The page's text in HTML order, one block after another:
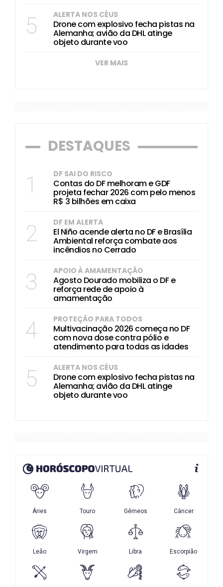
5 ALERTA NOS CÉUS
Drone com explosivo fecha pistas na
Alemanha; avião da DHL atinge
objeto durante voo
VER MAIS
DESTAQUES
1 DF SAI DO RISCO
Contas do DF melhoram e GDF
projeta fechar 2026 com pelo menos
R$ 3 bilhões em caixa
2 DF EM ALERTA
El Niño acende alerta no DF e Brasília
Ambiental reforça combate aos
incêndios no Cerrado
3 APOIO À AMAMENTAÇÃO
Agosto Dourado mobiliza o DF e
reforça rede de apoio à
amamentação
4 PROTEÇÃO PARA TODOS
Multivacinação 2026 começa no DF
com nova dose contra pólio e
atendimento para todas as idades
5 ALERTA NOS CÉUS
Drone com explosivo fecha pistas na
Alemanha; avião da DHL atinge
objeto durante voo